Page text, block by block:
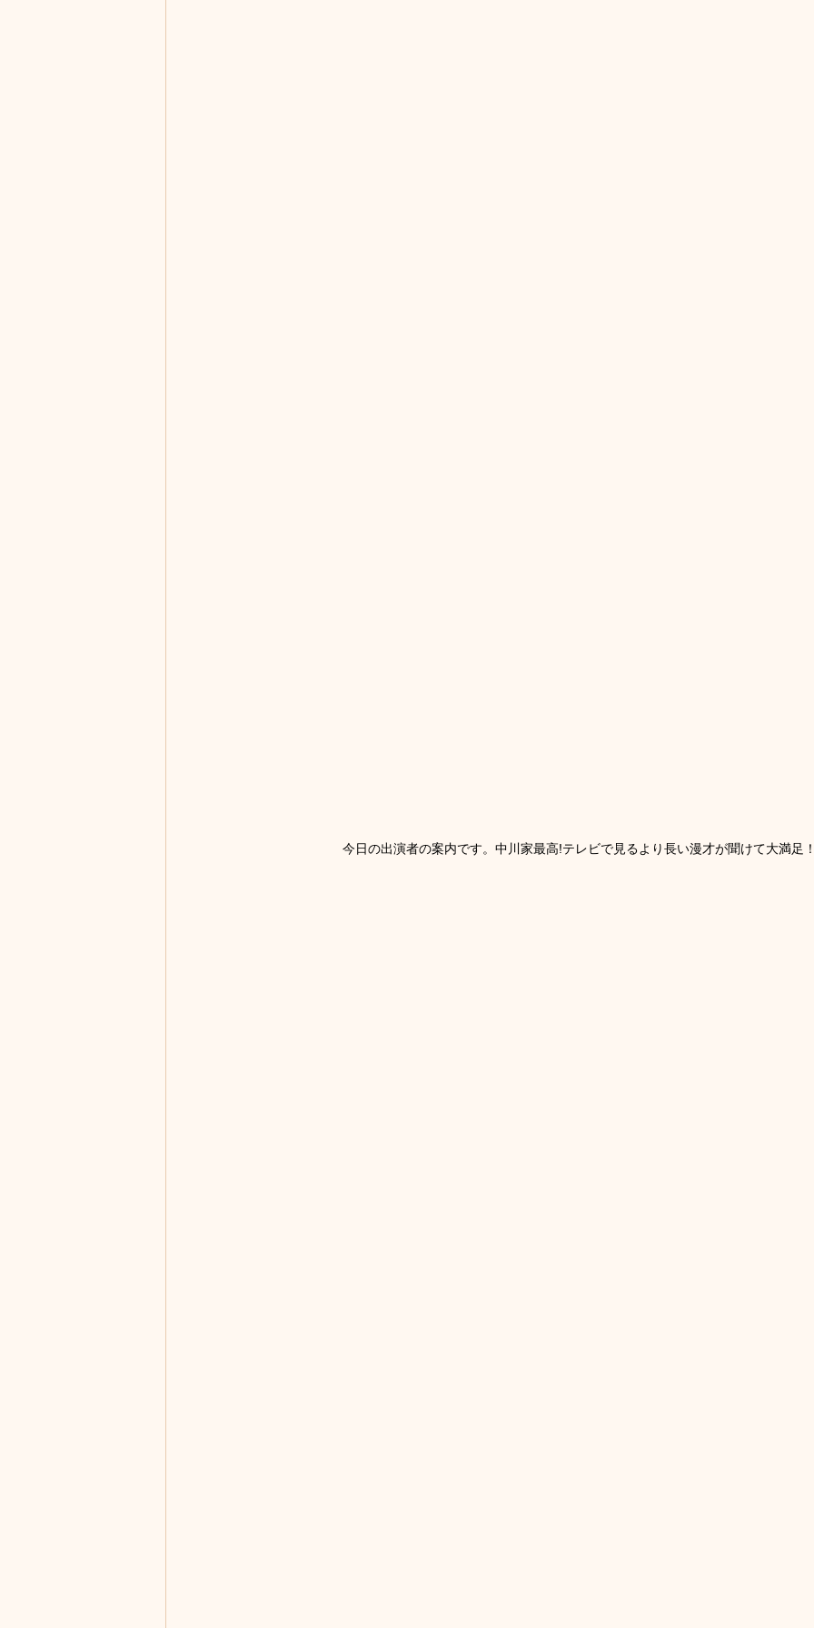
今日の出演者の案内です。中川家最高!テレビで見るより長い漫才が聞けて大満足